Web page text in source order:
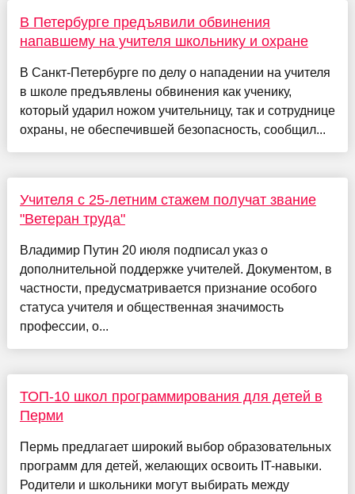
В Петербурге предъявили обвинения
напавшему на учителя школьнику и охране
В Санкт-Петербурге по делу о нападении на учителя
в школе предъявлены обвинения как ученику,
который ударил ножом учительницу, так и сотруднице
охраны, не обеспечившей безопасность, сообщил...
Учителя с 25-летним стажем получат звание
"Ветеран труда"
Владимир Путин 20 июля подписал указ о
дополнительной поддержке учителей. Документом, в
частности, предусматривается признание особого
статуса учителя и общественная значимость
профессии, о...
ТОП-10 школ программирования для детей в
Перми
Пермь предлагает широкий выбор образовательных
программ для детей, желающих освоить IT-навыки.
Родители и школьники могут выбирать между